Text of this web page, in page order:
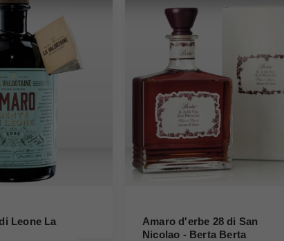
Leone La
Amaro d'erbe 28 di San
Nicolao - Berta Berta